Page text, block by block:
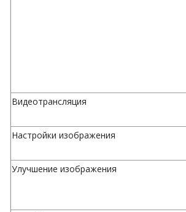
Видеотрансляция
Настройки изображения
Улучшение изображения